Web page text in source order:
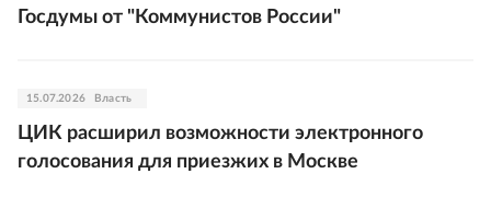
Госдумы от "Коммунистов России"
15.07.2026 Власть
ЦИК расширил возможности электронного
голосования для приезжих в Москве